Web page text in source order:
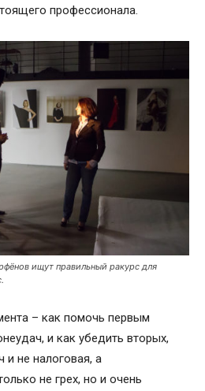
профессионала.
ищут правильный ракурс для
– как помочь первым
и как убедить вторых,
и не налоговая, а
не грех, но и очень